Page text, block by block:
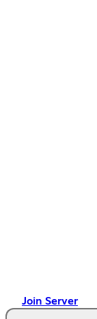
Join Server